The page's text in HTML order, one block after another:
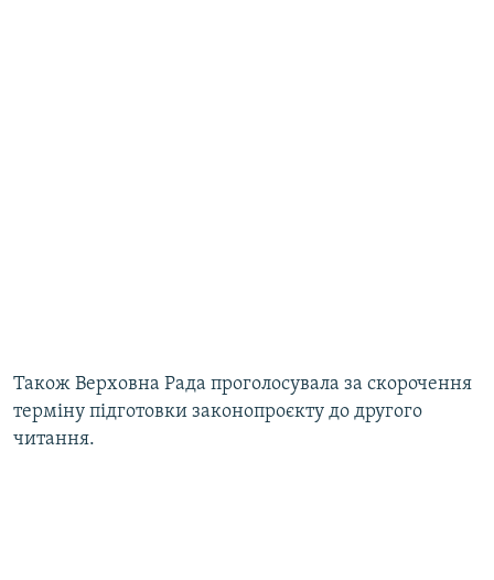
Також Верховна Рада проголосувала за скорочення
терміну підготовки законопроєкту до другого
читання.